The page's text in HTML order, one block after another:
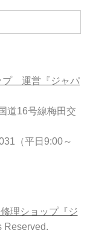
プ 運営『ジャパ
道16号線梅田交
（平日9:00～
理ショップ『ジ
Reserved.